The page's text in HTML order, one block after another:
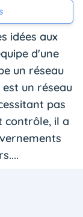
idées aux
d'une
un réseau
un réseau
pas
contrôle, il a